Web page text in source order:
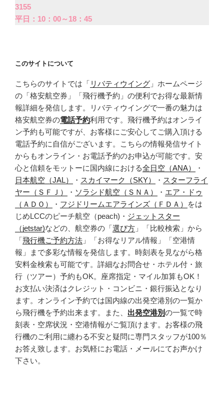
3155
平日：10：00～18：45
このサイトについて
こちらのサイトでは「 リバティウイング 」ホームページ
の「格安航空券」「飛行機予約」の便利でお得な最新情
報詳細を発信します。リバティウイングで一番の魅力は
格安航空券の電話予約利用です。飛行機予約はオンライ
ン予約も可能ですが、お客様にご安心してご購入頂ける
電話予約に自信がございます。こちらの情報発信サイト
からもオンライン・お電話予約のお申込が可能です。安
心と信頼をモットーに国内線における全日空（ANA）
・
日本航空（JAL）
・ スカイマーク（SKY） ・ スターフライ
ヤー（ＳＦＪ）
・ ソラシド航空（ＳＮＡ） ・ エア・ドゥ
（ＡＤＯ）
・ フジドリームエアラインズ（ＦＤＡ）
をは
じめLCCのピーチ航空（peach)・ ジェットスター
（jetstar)などの、航空券の「選び方 」「比較検索」から
「飛行機ご予約方法 」「お得なリアル情報」「空港情
報」まで多彩な情報を発信します。時刻表を見ながら格
安料金検索も可能です。詳細なお問合せ・ホテル付・旅
行（ツアー）予約もOK。座席指定・マイル加算もOK！
お支払い決済はクレジット・コンビニ・銀行振込となり
ます。オンライン予約では国内線の出発空港別の一覧か
ら飛行機を予約出来ます。また、 出発空港別の一覧で時
刻表・空席状況・空港情報がご覧頂けます。お客様の飛
行機のご利用に纏わる不安と疑問に専門スタッフが100％
お答え致します。お気軽にお電話・メールにてお声かけ
下さい。